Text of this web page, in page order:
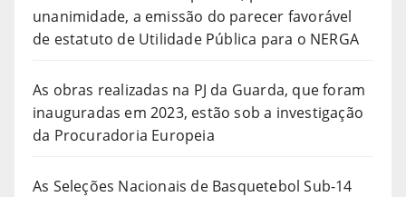
unanimidade, a emissão do parecer favorável
de estatuto de Utilidade Pública para o NERGA
As obras realizadas na PJ da Guarda, que foram
inauguradas em 2023, estão sob a investigação
da Procuradoria Europeia
As Seleções Nacionais de Basquetebol Sub-14